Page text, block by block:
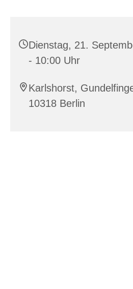
Dienstag, 21.
- 10:00 Uhr
Karlshorst,
10318 Berlin